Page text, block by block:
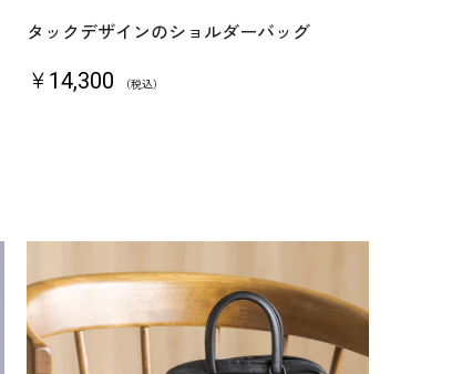
タックデザインのショルダーバッグ
￥14,300 （税込）